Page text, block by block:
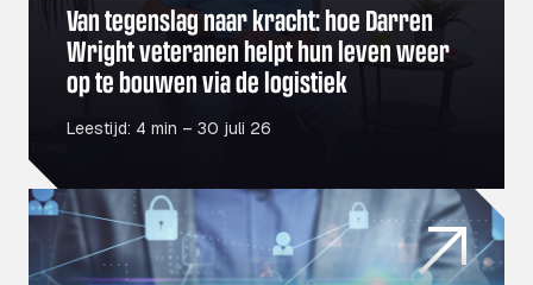
Van tegenslag naar kracht: hoe Darren
Wright veteranen helpt hun leven weer
op te bouwen via de logistiek
Leestijd: 4 min – 30 juli 26
Is uw wagenpark een doelwit? Veiligheid voorop in een